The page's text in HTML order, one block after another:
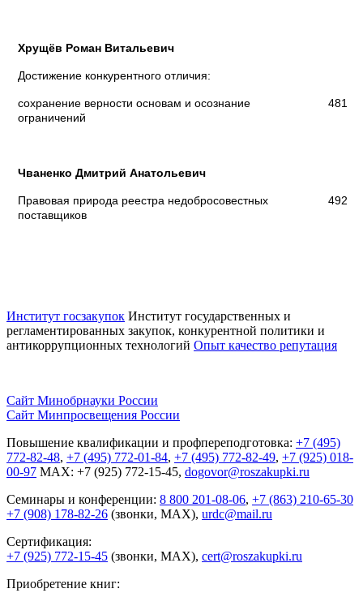
Хрущёв Роман Витальевич
Достижение конкурентного отличия:
сохранение верности основам и осознание
ограничений
481
Чваненко Дмитрий Анатольевич
Правовая природа реестра недобросовестных
поставщиков
492
Институт госзакупок Институт государственных и
регламентированных закупок, конкурентной политики и
антикоррупционных технологий Опыт качество репутация
Сайт Минобрнауки России
Сайт Минпросвещения России
Повышение квалификации и профпереподготовка: +7 (495)
772-82-48, +7 (495) 772-01-84, +7 (495) 772-82-49, +7 (925) 018-
00-97 MAX: +7 (925) 772-15-45, dogovor@roszakupki.ru
Семинары и конференции: 8 800 201-08-06, +7 (863) 210-65-30
+7 (908) 178-82-26 (звонки, MAX), urdc@mail.ru
Сертификация:
+7 (925) 772-15-45 (звонки, MAX), cert@roszakupki.ru
Приобретение книг: